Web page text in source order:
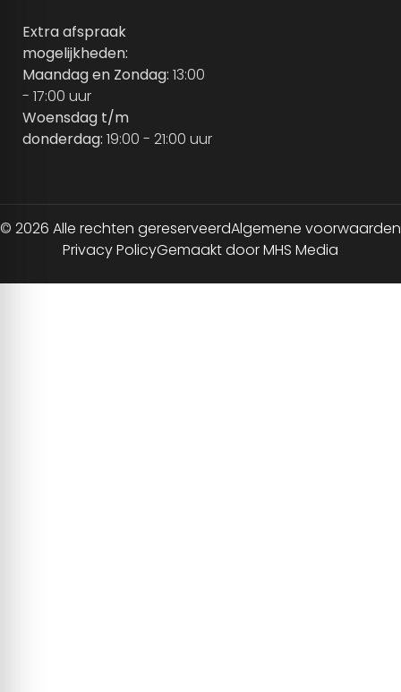
Extra afspraak
mogelijkheden:
Maandag en Zondag: 13:00
- 17:00 uur
Woensdag t/m
donderdag: 19:00 - 21:00 uur
© 2026 Alle rechten gereserveerdAlgemene voorwaarden
Privacy PolicyGemaakt door MHS Media